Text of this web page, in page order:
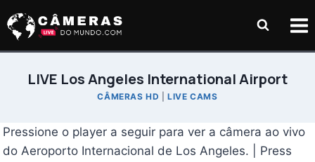
para
LIVE Los Angeles International Airport
CÂMERAS HD |LIVE CAMS
Pressione o player a seguir para ver a câmera ao vivo
do Aeroporto Internacional de Los Angeles. | Press